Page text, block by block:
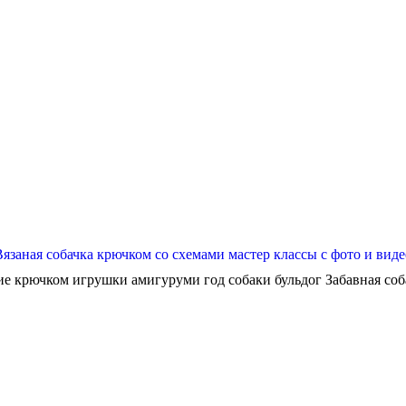
собачка крючком со схемами мастер классы с фото и
крючком игрушки амигуруми год собаки бульдог Забавная